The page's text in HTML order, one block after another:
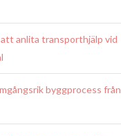
att anlita transporthjälp vid
byggprocess från